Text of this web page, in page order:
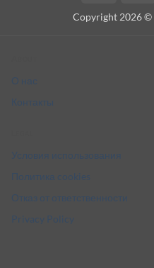
Copyright 2026 ©
О нас
Контакты
Условия использования
Политика cookies
Отказ от ответственности
Privacy Policy